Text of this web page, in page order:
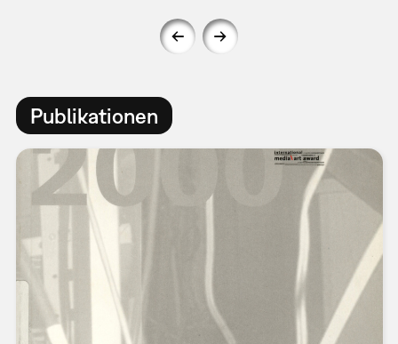
Publikationen